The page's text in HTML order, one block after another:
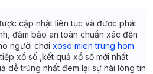
cập nhật liên tục và được phát
đảm bảo an toàn chuẩn xác đến
người chơi xoso mien trung hom
xổ số ,kết quả xổ số mới nhất
dễ trúng nhất đem lại sự hài lòng tin